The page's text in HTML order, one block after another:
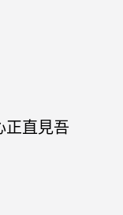
正直見吾